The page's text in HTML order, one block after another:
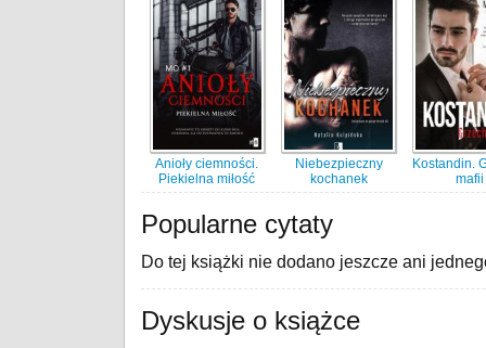
Anioły ciemności.
Piekielna miłość
Niebezpieczny
kochanek
Kostandin.
mafii
Popularne cytaty
Do tej książki nie dodano jeszcze ani
Dyskusje o książce